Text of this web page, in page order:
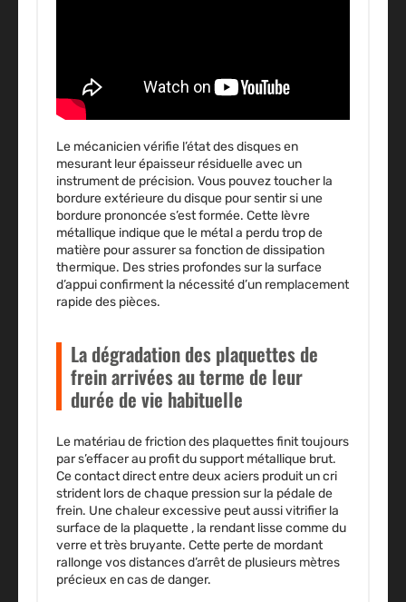
Le mécanicien vérifie l’état des disques en
mesurant leur épaisseur résiduelle avec un
instrument de précision. Vous pouvez toucher la
bordure extérieure du disque pour sentir si une
bordure prononcée s’est formée. Cette lèvre
métallique indique que le métal a perdu trop de
matière pour assurer sa fonction de dissipation
thermique. Des stries profondes sur la surface
d’appui confirment la nécessité d’un remplacement
rapide des pièces.
La dégradation des plaquettes de
frein arrivées au terme de leur
durée de vie habituelle
Le matériau de friction des plaquettes finit toujours
par s’effacer au profit du support métallique brut.
Ce contact direct entre deux aciers produit un cri
strident lors de chaque pression sur la pédale de
frein. Une chaleur excessive peut aussi vitrifier la
surface de la plaquette , la rendant lisse comme du
verre et très bruyante. Cette perte de mordant
rallonge vos distances d’arrêt de plusieurs mètres
précieux en cas de danger.